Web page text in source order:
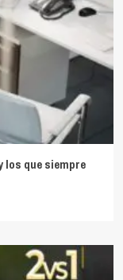
los que siempre